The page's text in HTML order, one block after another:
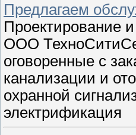
Предлагаем
Проектирование
ООО
оговоренные с
канализации и
охранной
электрификация